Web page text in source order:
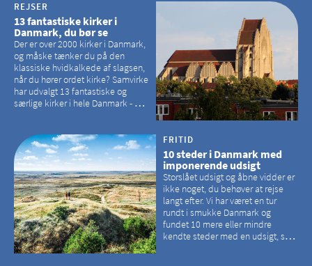
REJSER
13 fantastiske kirker i
Danmark, du bør se
Der er over 2000 kirker i Danmark,
og måske tænker du på den
klassiske hvidkalkede af slagsen,
når du hører ordet kirke? Samvirke
har udvalgt 13 fantastiske og
særlige kirker i hele Danmark - og
hvilke kirker, der er en omvej værd
FRITID
10 steder i Danmark med
imponerende udsigt
Storslået udsigt og åbne vidder er
ikke noget, du behøver at rejse
langt efter. Vi har været en tur
rundt i smukke Danmark og
fundet 10 mere eller mindre
kendte steder med en udsigt, som